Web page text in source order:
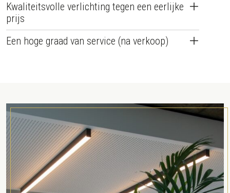
Kwaliteitsvolle verlichting tegen een eerlijke
prijs
Een hoge graad van service (na verkoop)